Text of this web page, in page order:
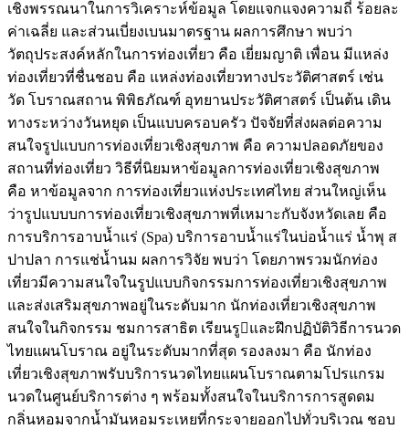
เชิงพรรณนาในการวิเคราะห์ข้อมูล โดยแจกแจงความถี่ ร้อยละ
ค่าเฉลี่ย และส่วนเบี่ยงเบนมาตรฐาน ผลการศึกษา พบว่า
วัตถุประสงค์หลักในการท่องเที่ยว คือ เยี่ยมญาติ เพื่อน มีแหล่ง
ท่องเที่ยวที่ชื่นชอบ คือ แหล่งท่องเที่ยวทางประวัติศาสตร์ เช่น
วัด โบราณสถาน พิพิธภัณฑ์ อุทยานประวัติศาสตร์ เป็นต้น เดิน
ทางระหว่างวันหยุด เป็นแบบครอบครัว ปัจจัยที่ส่งผลต่อความ
สนใจรูปแบบการท่องเที่ยวเชิงสุขภาพ คือ ความปลอดภัยของ
สถานที่ท่องเที่ยว วิธีที่นิยมหาข้อมูลการท่องเที่ยวเชิงสุขภาพ
คือ หาข้อมูลจาก การท่องเที่ยวแห่งประเทศไทย ส่วนใหญ่เห็น
ว่ารูปแบบบการท่องเที่ยวเชิงสุขภาพที่เหมาะกับจังหวัดเลย คือ
การบริการอาบน้ำแร่ (Spa) บริการอาบน้ำแร่ในบ่อน้ำแร่ น้ำพุ ส
ปาปลา การแช่น้ำนม ผลการวิจัย พบว่า โดยภาพรวมนักท่อง
เที่ยวมีความสนใจในรูปแบบกิจกรรมการท่องเที่ยวเชิงสุขภาพ
และส่งเสริมสุขภาพอยู่ในระดับมาก นักท่องเที่ยวเชิงสุขภาพ
สนใจในกิจกรรม ชมการสาธิต เรียนรูและฝึกปฏิบัติวิธีการนวด
ไทยแผนโบราณ อยู่ในระดับมากที่สุด รองลงมา คือ นักท่อง
เที่ยวเชิงสุขภาพรับบริการนวดไทยแผนโบราณตามโปรแกรม
นวดในศูนย์บริการต่าง ๆ พร้อมทั้งสนใจในบริการการสูดดม
กลิ่นหอมจากน้ำมันหอมระเหยที่กระจายออกไปทั่วบริเวณ ชอบ